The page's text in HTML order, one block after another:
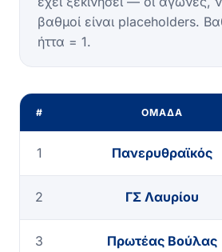
βαθμοί είναι placeholders.
ήττα = 1.
# ΟΜΆΔΑ
1 Πανερυθραϊκός
2 ΓΣ Λαυρίου
3 Πρωτέας Βούλας